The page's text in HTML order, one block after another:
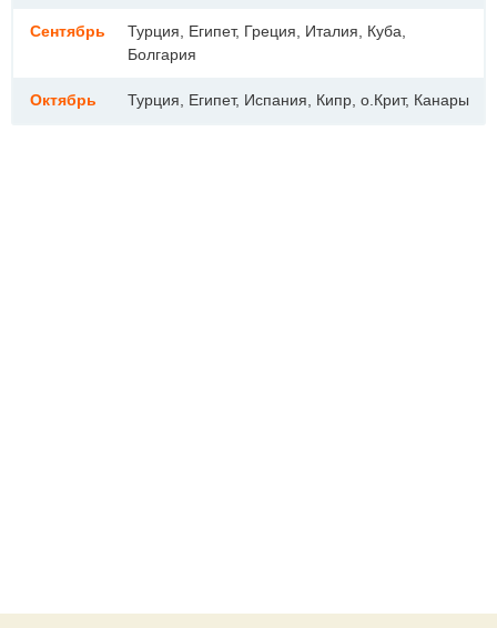
Сентябрь
Турция, Египет, Греция, Италия, Куба,
Болгария
Октябрь Турция, Египет, Испания, Кипр, о.Крит, Канары